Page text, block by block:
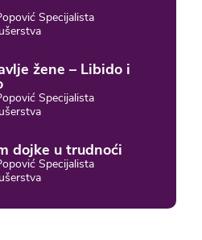
Specijalista
žene – Libido i
Specijalista
dojke u trudnoći
Specijalista